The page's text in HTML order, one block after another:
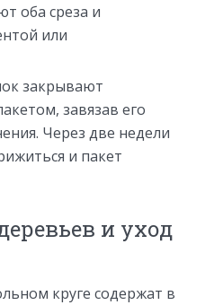
оба среза и
или
закрывают
завязав его
Через две недели
и пакет
и уход
круге содержат в